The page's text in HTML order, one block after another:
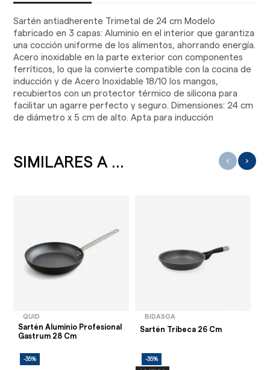
Sartén antiadherente Trimetal de 24 cm Modelo
fabricado en 3 capas: Aluminio en el interior que garantiza
una cocción uniforme de los alimentos, ahorrando energía.
Acero inoxidable en la parte exterior con componentes
ferríticos, lo que la convierte compatible con la cocina de
inducción y de Acero Inoxidable 18/10 los mangos,
recubiertos con un protector térmico de silicona para
facilitar un agarre perfecto y seguro. Dimensiones: 24 cm
de diámetro x 5 cm de alto. Apta para inducción
SIMILARES A ...
QUID
Sartén Aluminio Profesional
Gastrum 28 Cm
-35%
BIDASOA
Sartén Tribeca 26 Cm
-35%
‹ ›